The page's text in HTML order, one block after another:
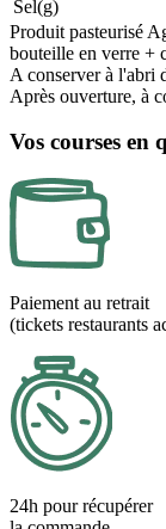
Sel(g)
Produit pasteurisé
bouteille en verre +
A conserver à l'abri
Après ouverture, à
Vos courses en
Paiement au retrait
(tickets restaurants
24h pour récupérer